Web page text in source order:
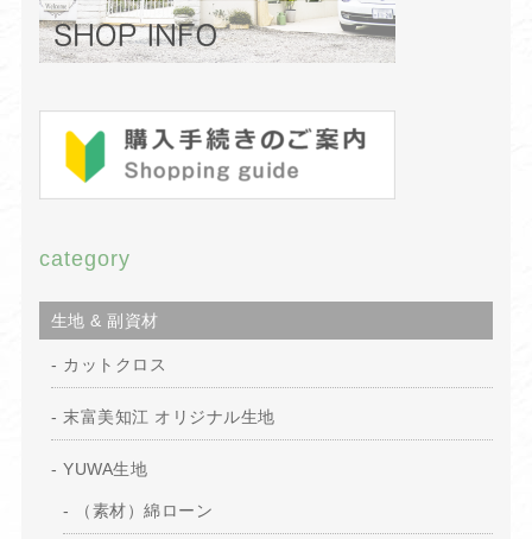
category
生地 & 副資材
カットクロス
末富美知江 オリジナル生地
YUWA生地
（素材）綿ローン